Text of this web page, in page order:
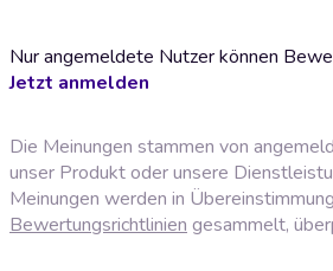
Nur angemeldete Nutzer können
Jetzt anmelden
Die Meinungen stammen von
unser Produkt oder unsere
Meinungen werden in
Bewertungsrichtlinien gesammelt,